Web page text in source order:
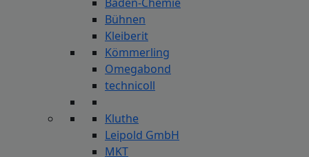
Bühnen
Kleiberit
Kömmerling
Omegabond
technicoll
Kluthe
Leipold GmbH
MKT